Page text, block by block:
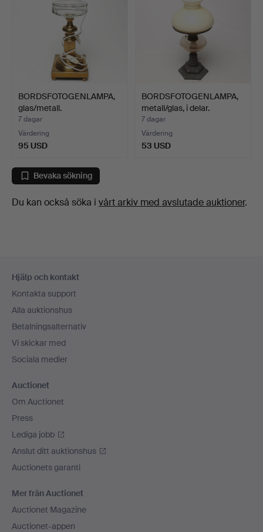
BORDSFOTOGENLAMPA,
glas/metall.
7 dagar
Värdering
95 USD
BORDSFOTOGENLAMPA,
metall/glas, i delar.
7 dagar
Värdering
53 USD
Bevaka sökning
Du kan också söka i vårt arkiv med avslutade auktioner.
Hjälp och kontakt
Kontakta support
Alla auktionshus
Betalningsalternativ
Vi skickar med
Sociala medier
Auctionet
Om Auctionet
Press
Lediga jobb
Anslut ditt auktionshus
Auctionets garanti
Mer från Auctionet
Auctionet Magazine
Auctionet-appen